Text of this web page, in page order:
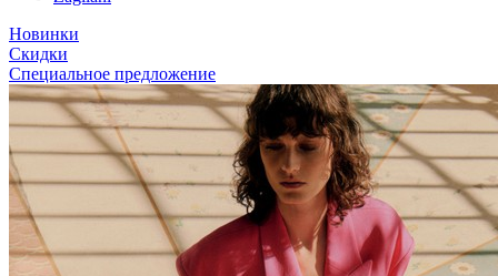
Новинки
Скидки
Специальное предложение